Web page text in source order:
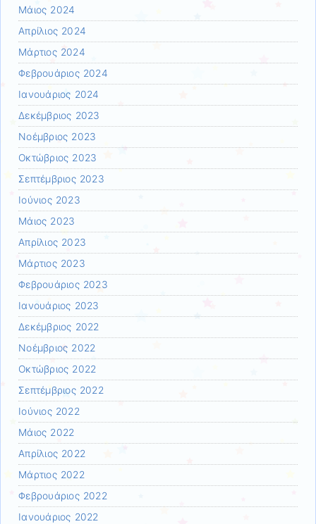
Μάιος 2024
Απρίλιος 2024
Μάρτιος 2024
Φεβρουάριος 2024
Ιανουάριος 2024
Δεκέμβριος 2023
Νοέμβριος 2023
Οκτώβριος 2023
Σεπτέμβριος 2023
Ιούνιος 2023
Μάιος 2023
Απρίλιος 2023
Μάρτιος 2023
Φεβρουάριος 2023
Ιανουάριος 2023
Δεκέμβριος 2022
Νοέμβριος 2022
Οκτώβριος 2022
Σεπτέμβριος 2022
Ιούνιος 2022
Μάιος 2022
Απρίλιος 2022
Μάρτιος 2022
Φεβρουάριος 2022
Ιανουάριος 2022